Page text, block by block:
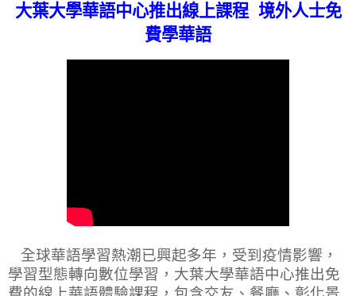
大葉大學華語中心推出線上課程 境外人士免
費學華語
全球華語學習熱潮已興起多年，受到疫情影響，
學習型態轉向數位學習，大葉大學華語中心推出免